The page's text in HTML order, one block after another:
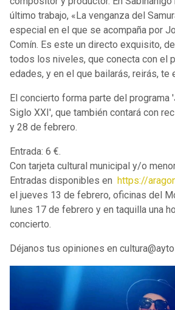
último trabajo, «La venganza del
especial en el que se acompaña por
Comín. Es este un directo exquisito,
todos los niveles, que conecta con el
edades, y en el que bailarás, reirás, te
El concierto forma parte del programa
Siglo XXI', que también contará con
y 28 de febrero.
Entrada: 6 €.
Con tarjeta cultural municipal y/o
Entradas disponibles en https://
el jueves 13 de febrero, oficinas del
lunes 17 de febrero y en taquilla una
concierto.
Déjanos tus opiniones en